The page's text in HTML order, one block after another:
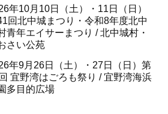
年10月10日（土）・11日（日）
回北中城まつり・令和8年度北中
年エイサーまつり / 北中城村・
さい公苑
年9月26日（土）・27日（日）第
宜野湾はごろも祭り / 宜野湾海浜
多目的広場